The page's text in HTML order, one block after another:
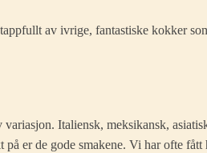
av ivrige, fantastiske kokker
variasjon. Italiensk, meksikansk,
er de gode smakene. Vi har ofte fått